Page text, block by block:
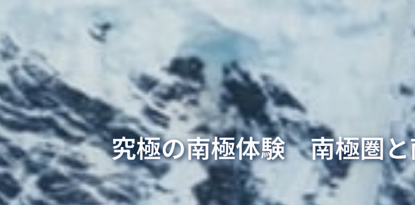
究極の南極体験 南極圏と